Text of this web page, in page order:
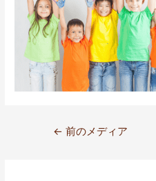
← 前のメディア